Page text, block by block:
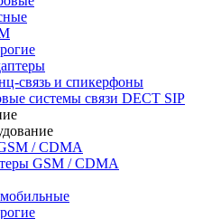
связь и спикерфоны
системы связи DECT SIP
/ CDMA
GSM / CDMA